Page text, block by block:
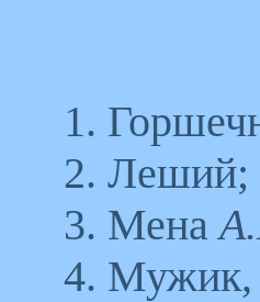
1.
2. Леший;
3. Мена
4. Мужик,